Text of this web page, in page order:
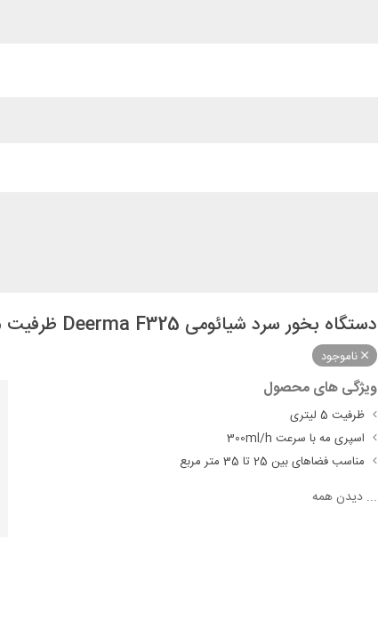
دستگاه بخور سرد شیائومی Deerma F325 ظرفیت 5 لیتر
ناموجود
ویژگی های محصول
ظرفیت 5 لیتری
اسپری مه با سرعت 300ml/h
مناسب فضاهای بین 25 تا 35 متر مربع
...دیدن همه